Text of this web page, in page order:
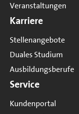
Veranstaltungen
Karriere
Stellenangebote
Duales Studium
Ausbildungsberufe
Service
Kundenportal